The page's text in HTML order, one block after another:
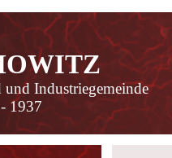
Industriegemeinde
1937